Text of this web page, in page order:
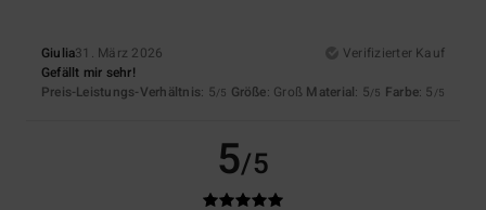
Giulia31. März 2026
Verifizierter Kauf
Gefällt mir sehr!
Preis-Leistungs-Verhältnis: 5/5 Größe: Groß Material: 5/5 Farbe: 5 /5
5/5